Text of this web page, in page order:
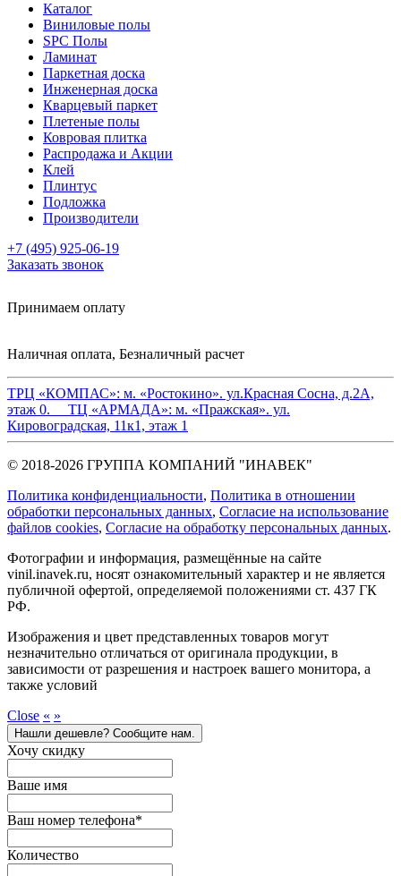
Каталог
Виниловые полы
SPC Полы
Ламинат
Паркетная доска
Инженерная доска
Кварцевый паркет
Плетеные полы
Ковровая плитка
Распродажа и Акции
Клей
Плинтус
Подложка
Производители
+7 (495) 925-06-19
Заказать звонок
Принимаем оплату
Наличная оплата, Безналичный расчет
ТРЦ «КОМПАС»: м. «Ростокино». ул.Красная Сосна, д.2А,
этаж 0. ТЦ «АРМАДА»: м. «Пражская». ул.
Кировоградская, 11к1, этаж 1
© 2018-2026 ГРУППА КОМПАНИЙ "ИНАВЕК"
Политика конфиденциальности, Политика в отношении
обработки персональных данных, Cогласие на использование
файлов cookies, Согласие на обработку персональных данных.
Фотографии и информация, размещённые на сайте
vinil.inavek.ru, носят ознакомительный характер и не является
публичной офертой, определяемой положениями ст. 437 ГК
РФ.
Изображения и цвет представленных товаров могут
незначительно отличаться от оригинала продукции, в
зависимости от разрешения и настроек вашего монитора, а
также условий
Close « »
Нашли дешевле? Сообщите нам.
Хочу скидку
Ваше имя
Ваш номер телефона*
Количество